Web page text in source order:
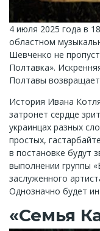
4 июля 2025 года в
областном
Шевченко не
Полтавка».
Полтавы
История Ивана
затронет сердце
украинцах разных
простых,
в постановке будут
выполнении группы
заслуженного
Однозначно будет
«Семья